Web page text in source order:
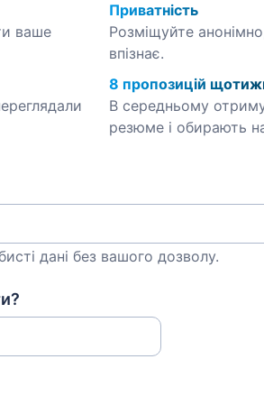
ваше
Приватність
Розміщуйте
впізнає.
8 пропозицій
В середньому
резюме і обирають
дані без вашого дозволу.